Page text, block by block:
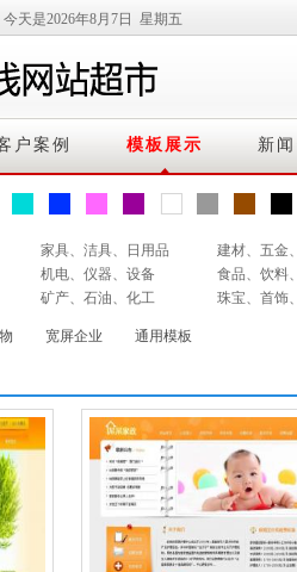
今天是2026年8月7日 星期五
户案例 模板展示 新
家具、洁具、日用品
建材、五金
机电、仪器、设备
食品、饮料
矿产、石油、化工 珠宝、首饰
宽屏企业 通用模板